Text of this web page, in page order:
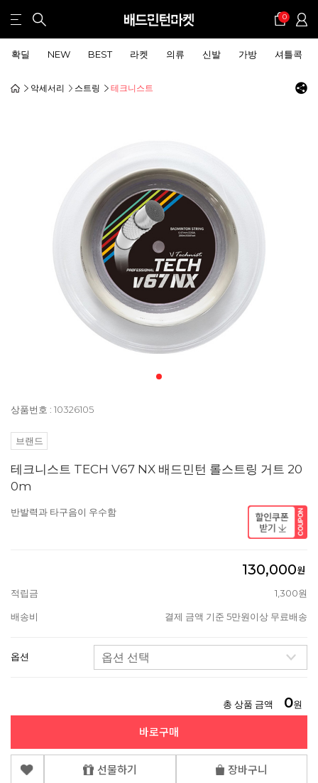
0
확딜 NEW BEST 라켓 의류 신발 가방 셔틀콕
악세서리 스트링 테크니스트
상품번호 : 10326105
브랜드
테크니스트 TECH V67 NX 배드민턴 롤스트링 거트 20
0m
반발력과 타구음이 우수함
130,000원
적립금
1,300원
배송비 결제 금액 기준 5만원이상 무료배송
옵션
총 상품 금액 0원
바로구매
선물하기 장바구니